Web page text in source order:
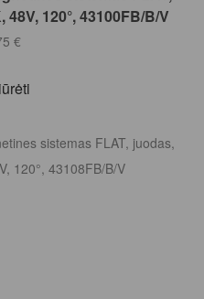
120°, 43100FB/B/V
€